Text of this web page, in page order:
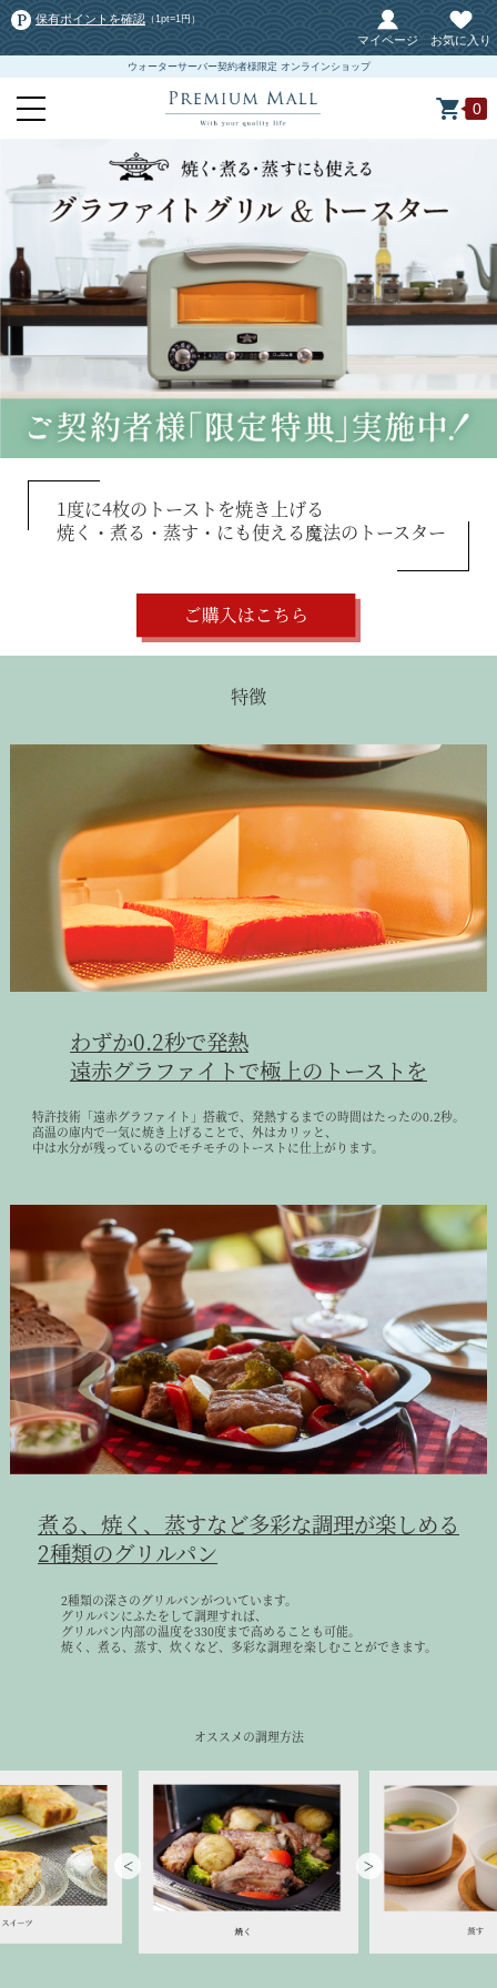
保有ポイントを確認 （1pt=1円）
マイページ お気に入り
ウォーターサーバー契約者様限定 オンラインショップ
0
1度に4枚のトーストを焼き上げる
焼く・煮る・蒸す・にも使える魔法のトースター
特徴
わずか0.2秒で発熱
遠赤グラファイトで極上のトーストを
特許技術「遠赤グラファイト」搭載で、発熱するまでの時間はたったの0.2秒。
高温の庫内で一気に焼き上げることで、外はカリッと、
中は水分が残っているのでモチモチのトーストに仕上がります。
煮る、焼く、蒸すなど多彩な調理が楽しめる
2種類のグリルパン
2種類の深さのグリルパンがついています。
グリルパンにふたをして調理すれば、
グリルパン内部の温度を330度まで高めることも可能。
焼く、煮る、蒸す、炊くなど、多彩な調理を楽しむことができます。
オススメの調理方法